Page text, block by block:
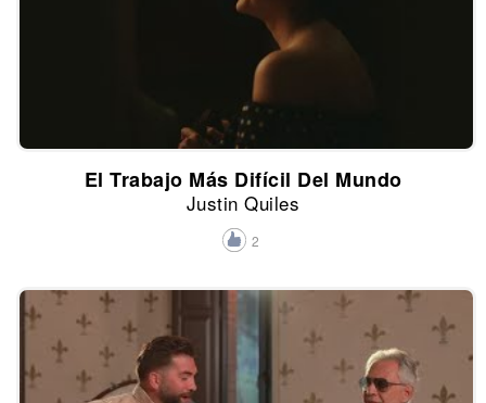
El Trabajo Más Difícil Del Mundo
Justin Quiles
2